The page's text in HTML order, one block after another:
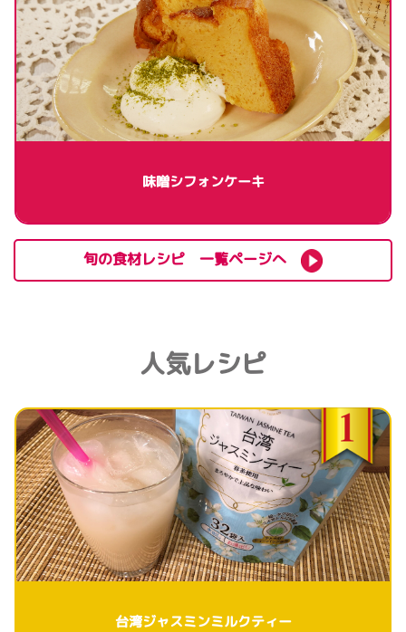
味噌シフォンケーキ
旬の食材レシピ 一覧ページへ
人気レシピ
台湾ジャスミンミルクティー